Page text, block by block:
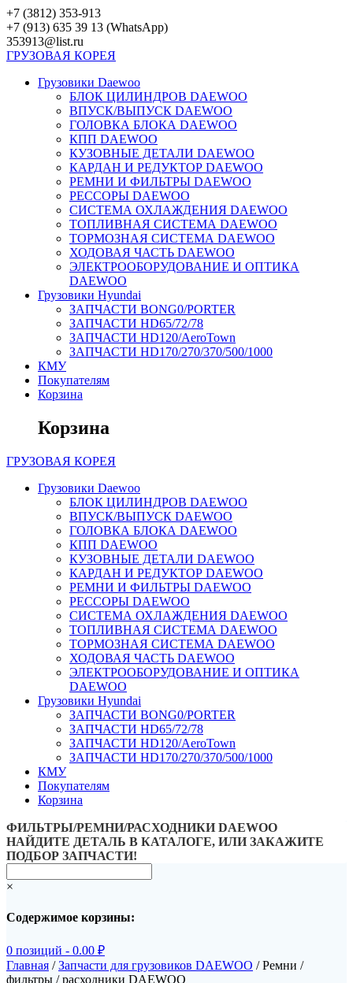
Перейти
к
контенту
+7 (3812) 353-913
+7 (913) 635 39 13 (WhatsApp)
353913@list.ru
ГРУЗОВАЯ КОРЕЯ
Грузовики Daewoo
БЛОК ЦИЛИНДРОВ DAEWOO
ВПУСК/ВЫПУСК DAEWOO
ГОЛОВКА БЛОКА DAEWOO
КПП DAEWOO
КУЗОВНЫЕ ДЕТАЛИ DAEWOO
КАРДАН И РЕДУКТОР DAEWOO
РЕМНИ И ФИЛЬТРЫ DAEWOO
РЕССОРЫ DAEWOO
СИСТЕМА ОХЛАЖДЕНИЯ DAEWOO
ТОПЛИВНАЯ СИСТЕМА DAEWOO
ТОРМОЗНАЯ СИСТЕМА DAEWOO
ХОДОВАЯ ЧАСТЬ DAEWOO
ЭЛЕКТРООБОРУДОВАНИЕ И ОПТИКА
DAEWOO
Грузовики Hyundai
ЗАПЧАСТИ BONG0/PORTER
ЗАПЧАСТИ HD65/72/78
ЗАПЧАСТИ HD120/AeroTown
ЗАПЧАСТИ HD170/270/370/500/1000
КМУ
Покупателям
Корзина
Корзина
ГРУЗОВАЯ КОРЕЯ
Грузовики Daewoo
БЛОК ЦИЛИНДРОВ DAEWOO
ВПУСК/ВЫПУСК DAEWOO
ГОЛОВКА БЛОКА DAEWOO
КПП DAEWOO
КУЗОВНЫЕ ДЕТАЛИ DAEWOO
КАРДАН И РЕДУКТОР DAEWOO
РЕМНИ И ФИЛЬТРЫ DAEWOO
РЕССОРЫ DAEWOO
СИСТЕМА ОХЛАЖДЕНИЯ DAEWOO
ТОПЛИВНАЯ СИСТЕМА DAEWOO
ТОРМОЗНАЯ СИСТЕМА DAEWOO
ХОДОВАЯ ЧАСТЬ DAEWOO
ЭЛЕКТРООБОРУДОВАНИЕ И ОПТИКА
DAEWOO
Грузовики Hyundai
ЗАПЧАСТИ BONG0/PORTER
ЗАПЧАСТИ HD65/72/78
ЗАПЧАСТИ HD120/AeroTown
ЗАПЧАСТИ HD170/270/370/500/1000
КМУ
Покупателям
Корзина
ФИЛЬТРЫ/РЕМНИ/РАСХОДНИКИ DAEWOO
НАЙДИТЕ ДЕТАЛЬ В КАТАЛОГЕ, ИЛИ ЗАКАЖИТЕ
ПОДБОР ЗАПЧАСТИ!
×
Содержимое корзины:
0 позиций - 0.00 ₽
Главная /Запчасти для грузовиков DAEWOO / Ремни /
фильтры / расходники DAEWOO